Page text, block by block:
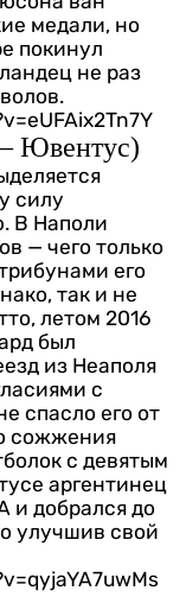
медали, но
покинул
не раз
Ювентус)
силу
В Наполи
— чего только
его
так и не
летом 2016
был
из Неаполя
с
спасло его от
сожжения
с девятым
аргентинец
и добрался до
улучшив свой